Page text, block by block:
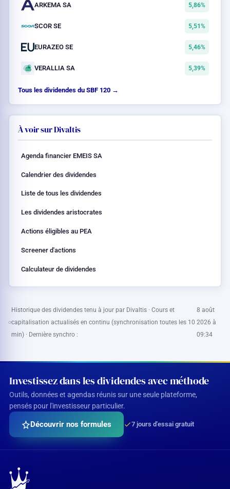
ARKEMA SA 5,86%
SCOR SE 5,51%
EURAZEO SE 5,46%
VERALLIA SA 5,39%
Tous les dividendes du SBF 120 →
À voir sur Divaltis
Agenda financier EMEIS SA
Calendrier des dividendes
Liste de tous les dividendes
Les dividendes aristocrates
Actions éligibles au PEA
Screener d'actions
Calculateur de dividendes
Historique des dividendes tenu à jour par Divaltis · Cours et
capitalisation actualisés en continu (synchronisation toutes les 10
min) · Dernière synchro :
8 août
2026 à
09:34
Investissez dans les dividendes avec méthode
Outils, données et agendas réunis sur une seule plateforme,
pensés pour l'investisseur particulier.
Découvrir nos formules 7 jours d'essai gratuit